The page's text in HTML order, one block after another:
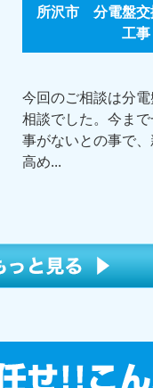
所沢市 分電盤
工事
今回のご相談は分
相談でした。今ま
事がないとの事で
高め...